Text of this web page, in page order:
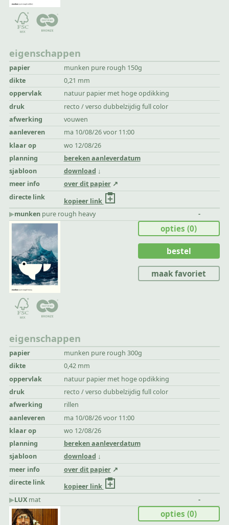
eigenschappen
papier
munken pure rough 150g
dikte
0,21 mm
oppervlak
natuur papier met hoge opdikking
druk
recto / verso dubbelzijdig full color
afwerking
vouwen
aanleveren
ma 10/08/26 voor 11:00
klaar op
wo 12/08/26
planning
bereken aanleverdatum
sjabloon
download
meer info
over dit papier
directe link
kopieer link
▶︎munken pure rough heavy -
eigenschappen
papier
munken pure rough 300g
dikte
0,42 mm
oppervlak
natuur papier met hoge opdikking
druk
recto / verso dubbelzijdig full color
afwerking
rillen
aanleveren
ma 10/08/26 voor 11:00
klaar op
wo 12/08/26
planning
bereken aanleverdatum
sjabloon
download
meer info
over dit papier
directe link
kopieer link
opties(0)
bestel
maak favoriet
▶︎LUX mat -
opties(0)